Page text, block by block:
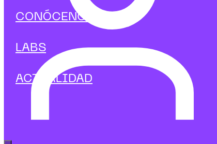
CONÓCENOS
LABS
ACTUALIDAD
y domina
la toma de decisiones estratégicas.
En IEBS te formamos para controlar la gestión
financiera corporativa, integrar tecnologías disruptivas
analizar datos clave para maximizar la rentabilidad y
viabilidad de las organizaciones.
tecnologías del sector Fintech: